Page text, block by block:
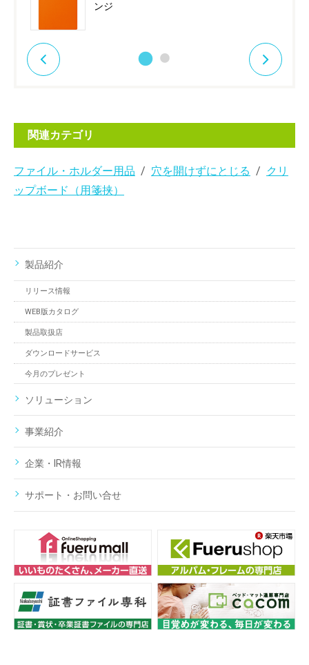
ンジ
関連カテゴリ
ファイル・ホルダー用品 穴を開けずにとじる
クリ
ップボード（用箋挟）
製品紹介
リリース情報
WEB版カタログ
製品取扱店
ダウンロードサービス
今月のプレゼント
ソリューション
事業紹介
企業・IR情報
サポート・お問い合せ